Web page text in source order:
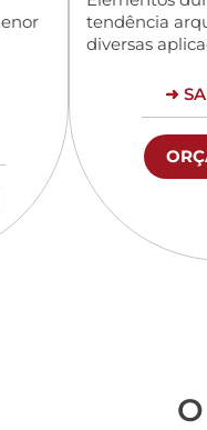
tendência
diversas
➜